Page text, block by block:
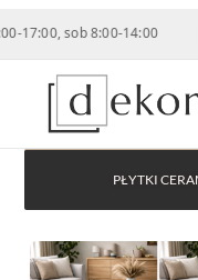
sob 8:00-14:00 |
PŁYTKI